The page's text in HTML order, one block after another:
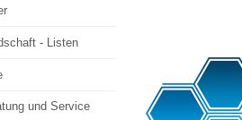
- Listen
und Service